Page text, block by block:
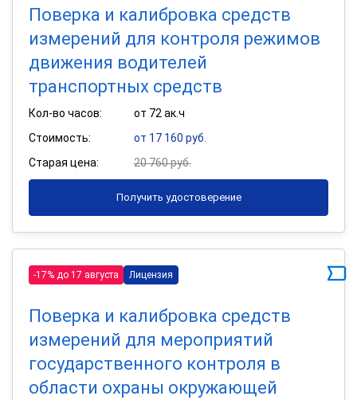
Поверка и калибровка средств
измерений для контроля режимов
движения водителей
транспортных средств
Кол-во часов:
от 72 ак.ч
Стоимость:
от 17 160 руб.
Старая цена:
20 760 руб.
Получить удостоверение
-17% до 17 августа Лицензия
Поверка и калибровка средств
измерений для мероприятий
государственного контроля в
области охраны окружающей